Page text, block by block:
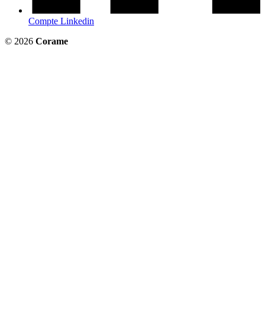
Compte Linkedin
© 2026 Corame